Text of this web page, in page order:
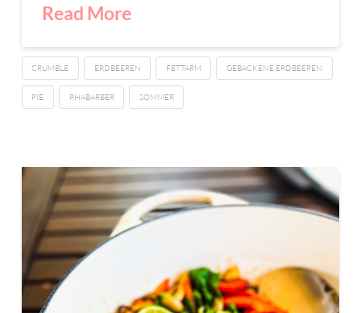
Read More
CRUMBLE ERDBEEREN FETTARM GEBACKENE ERDBEEREN
PIE RHABARBER SOMMER